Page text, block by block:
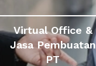
Virtual Office &
Jasa Pembuatan
PT